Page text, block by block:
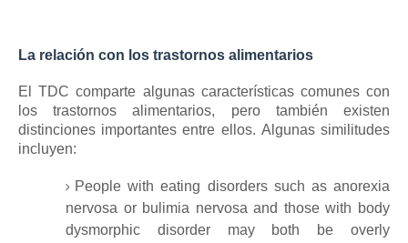
La relación con los trastornos alimentarios
El TDC comparte algunas características comunes con
los trastornos alimentarios, pero también existen
distinciones importantes entre ellos. Algunas similitudes
incluyen:
People with eating disorders such as anorexia
nervosa or bulimia nervosa and those with body
dysmorphic disorder may both be overly